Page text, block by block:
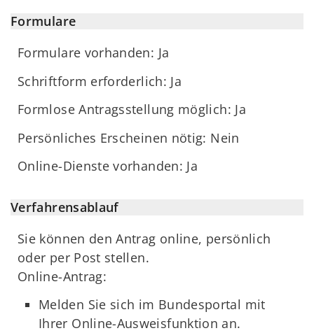
Formulare
Formulare vorhanden: Ja
Schriftform erforderlich: Ja
Formlose Antragsstellung möglich: Ja
Persönliches Erscheinen nötig: Nein
Online-Dienste vorhanden: Ja
Verfahrensablauf
Sie können den Antrag online, persönlich
oder per Post stellen.
Online-Antrag:
Melden Sie sich im Bundesportal mit
Ihrer Online-Ausweisfunktion an.